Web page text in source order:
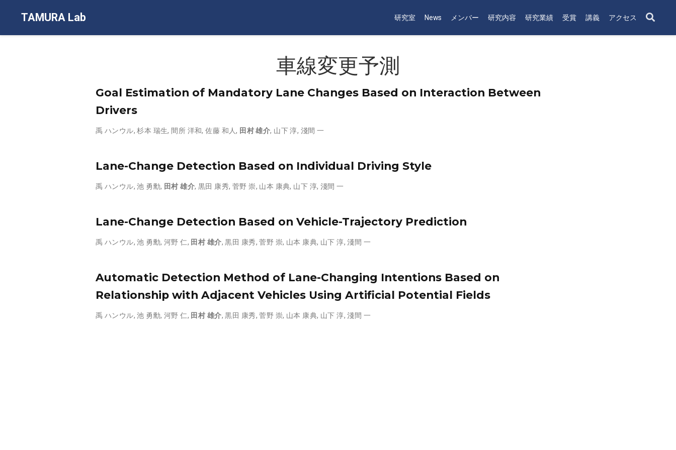
TAMURA Lab 研究室 News メンバー 研究内容 研究業績 受賞 講義 アクセス
車線変更予測
Goal Estimation of Mandatory Lane Changes Based on Interaction Between
Drivers
禹 ハンウル,杉本 瑞生, 間所 洋和,佐藤 和人, 田村 雄介, 山下 淳, 淺間 一
Lane-Change Detection Based on Individual Driving Style
禹 ハンウル,池 勇勳, 田村 雄介, 黒田 康秀, 菅野 崇, 山本 康典, 山下 淳, 淺間 一
Lane-Change Detection Based on Vehicle-Trajectory Prediction
禹 ハンウル,池 勇勳, 河野 仁, 田村 雄介,黒田 康秀,菅野 崇, 山本 康典, 山下 淳,淺間 一
Automatic Detection Method of Lane-Changing Intentions Based on
Relationship with Adjacent Vehicles Using Artificial Potential Fields
禹 ハンウル,池 勇勳, 河野 仁, 田村 雄介,黒田 康秀,菅野 崇, 山本 康典, 山下 淳,淺間 一